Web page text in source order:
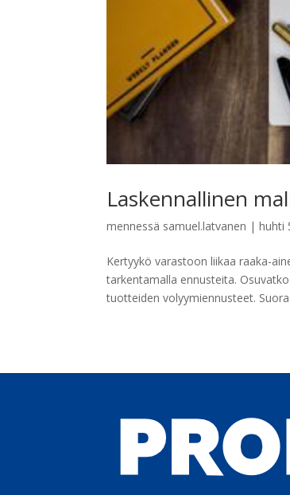
Laskennallinen
mennessä samuel.latvanen |huhti
Kertyykö varastoon liikaa raaka-
tarkentamalla ennusteita.
tuotteiden volyymiennusteet.